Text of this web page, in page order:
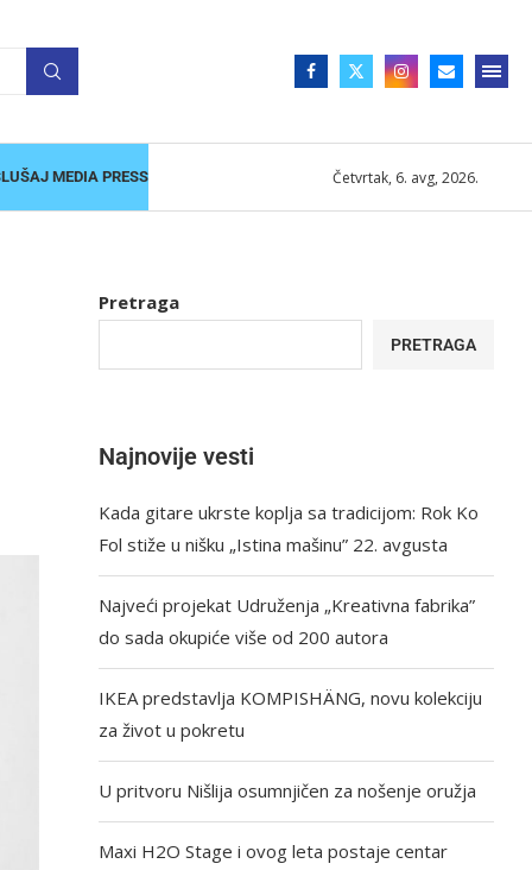
MEDIA PRESS Četvrtak, 6. avg, 2026.
Pretraga
PRETRAGA
Najnovije vesti
Kada gitare ukrste koplja sa tradicijom: Rok Ko
Fol stiže u nišku „Istina mašinu” 22. avgusta
Najveći projekat Udruženja „Kreativna fabrika”
do sada okupiće više od 200 autora
IKEA predstavlja KOMPISHÄNG, novu kolekciju
za život u pokretu
U pritvoru Nišlija osumnjičen za nošenje oružja
Maxi H2O Stage i ovog leta postaje centar